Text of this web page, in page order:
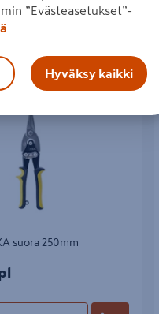
250mm
suora 250mm
edullisesti
”Evästeasetukset”-
Hyväksy kaikki